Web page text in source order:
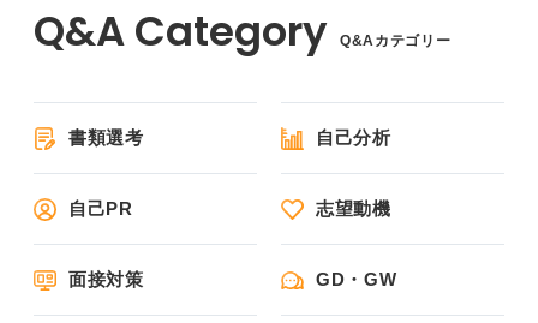
Q&Aカテゴリー
書類選考 自己分析
自己PR 志望動機
面接対策 GD・GW